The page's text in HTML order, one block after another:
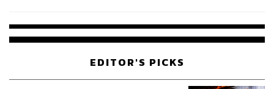
ABOUT THE AUTHOR
ปวริศ อำนวยพรไพศาล
Content Creator สำนักข่าว THE
STANDARD WEALTH
EDITOR'S PICKS